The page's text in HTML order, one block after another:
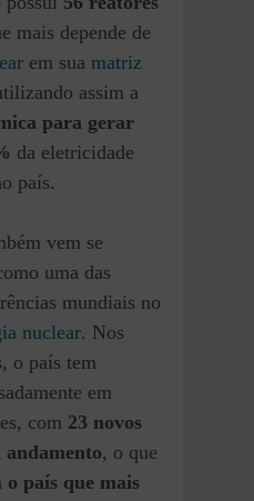
mais depende de
em sua matriz
assim a
para gerar
da eletricidade
país.
vem se
uma das
mundiais no
nuclear. Nos
o país tem
em
com 23 novos
, o que
o país que mais